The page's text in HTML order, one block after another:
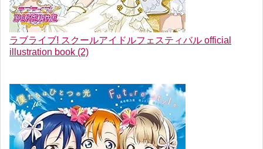
ラブライブ! スクールアイドルフェスティバル official
illustration book (2)